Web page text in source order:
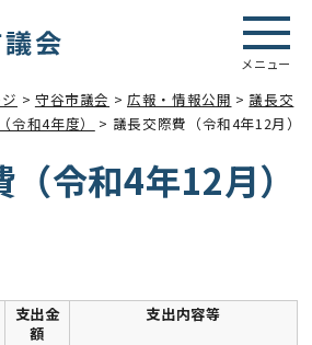
メニュー
> 守谷市議会 >広報・情報公開 > 議長交
令和4年度） > 議長交際費（令和4年12月）
令和4年12月）
支出金
額
支出内容等